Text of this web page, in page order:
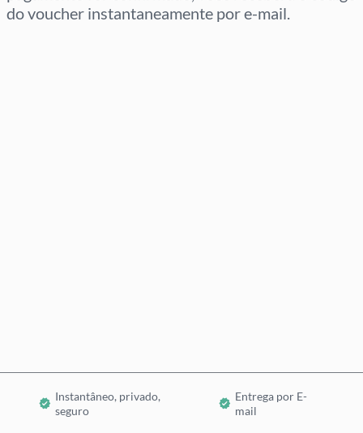
do voucher instantaneamente por e-mail.
Instantâneo, privado,
seguro
Entrega por E-
mail